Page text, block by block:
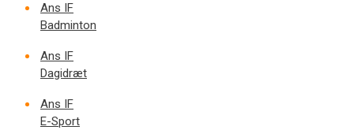
Ans IF
Badminton
Ans IF
Dagidræt
Ans IF
E-Sport